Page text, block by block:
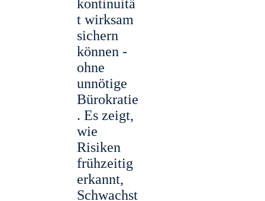
kontinuitä
t wirksam
sichern
können -
ohne
unnötige
Bürokratie
. Es zeigt,
wie
Risiken
frühzeitig
erkannt,
Schwachst